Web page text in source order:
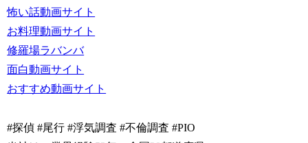
怖い話動画サイト
お料理動画サイト
修羅場ラバンバ
面白動画サイト
おすすめ動画サイト
#探偵 #尾行 #浮気調査 #不倫調査 #PIO